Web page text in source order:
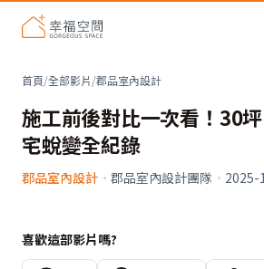
首頁/全部影片/郡品室內設計
施工前後對比一次看！30
宅蛻變全紀錄
郡品室內設計 · 郡品室內設計團隊 · 2025-
喜歡這部影片嗎?